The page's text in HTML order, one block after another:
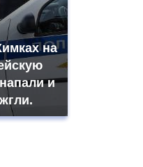
на
и